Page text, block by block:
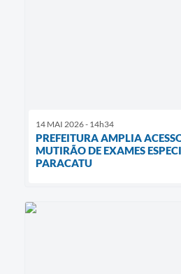
14 MAI 2026 - 14h34
PREFEITURA AMPLIA
MUTIRÃO DE EXAMES
PARACATU